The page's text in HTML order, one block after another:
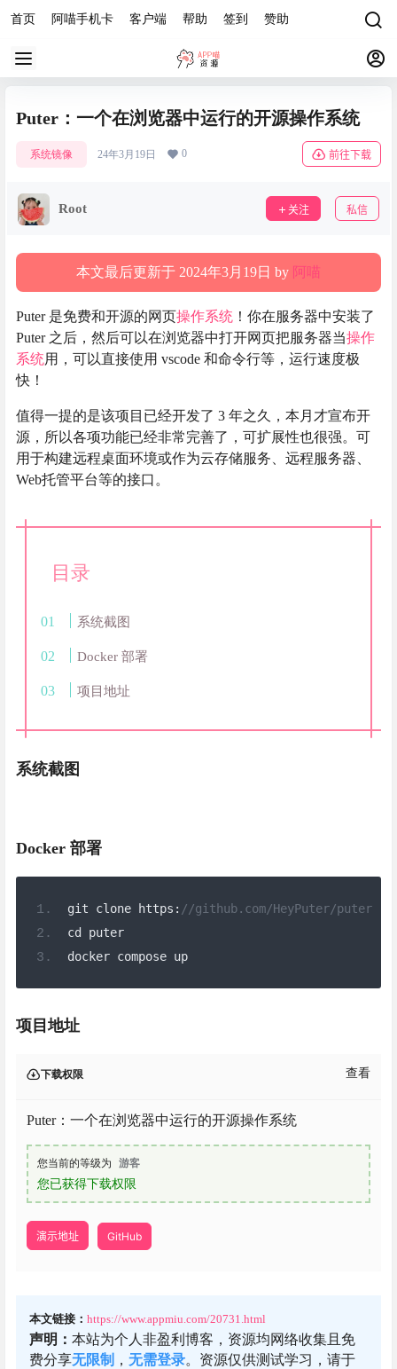
首页 阿喵手机卡 客户端 帮助 签到 赞助
Puter：一个在浏览器中运行的开源操作系统
系统镜像 24年3月19日 0 前往下载
Root 关注 私信
本文最后更新于 2024年3月19日 by 阿喵
Puter 是免费和开源的网页操作系统 ！你在服务器中安装了
Puter 之后，然后可以在浏览器中打开网页把服务器当操作
系统用，可以直接使用 vscode 和命令行等，运行速度极
快！
值得一提的是该项目已经开发了 3 年之久，本月才宣布开
源，所以各项功能已经非常完善了，可扩展性也很强。可
用于构建远程桌面环境或作为云存储服务、远程服务器、
Web托管平台等的接口。
目录
系统截图
Docker 部署
项目地址
系统截图
Docker 部署
git clone https : //github.com/HeyPuter/puter
cd puter
docker compose up
项目地址
下载权限 查看
Puter：一个在浏览器中运行的开源操作系统
您当前的等级为 游客
您已获得下载权限
演示地址 GitHub
本文链接： https://www.appmiu.com/20731.html
声明： 本站为个人非盈利博客，资源均网络收集且免
费分享无限制 ， 无需登录。资源仅供测试学习，请于